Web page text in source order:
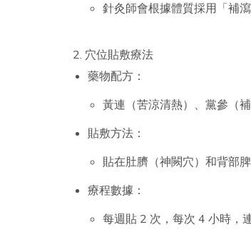
針灸師會根據體質採用「補
2. 穴位貼敷療法
藥物配方：
黃連（苦涼清熱）、黨參（
貼敷方法：
貼在肚臍（神闕穴）和背部
療程數據：
每週貼 2 次，每次 4 小時，